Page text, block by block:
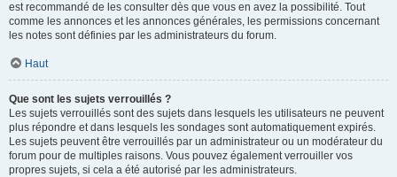
est recommandé de les consulter dès que vous en avez la possibilité. Tout
comme les annonces et les annonces générales, les permissions concernant
les notes sont définies par les administrateurs du forum.
Haut
Que sont les sujets verrouillés ?
Les sujets verrouillés sont des sujets dans lesquels les utilisateurs ne peuvent
plus répondre et dans lesquels les sondages sont automatiquement expirés.
Les sujets peuvent être verrouillés par un administrateur ou un modérateur du
forum pour de multiples raisons. Vous pouvez également verrouiller vos
propres sujets, si cela a été autorisé par les administrateurs.